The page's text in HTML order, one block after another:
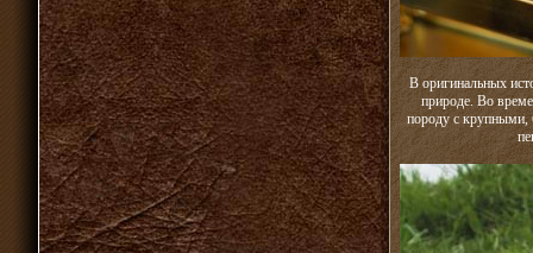
В оригинальных
природе. Во
породу с крупными,